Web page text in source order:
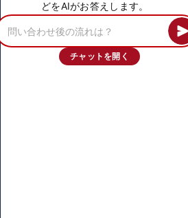
どをAIがお答えします。
チャットを開く